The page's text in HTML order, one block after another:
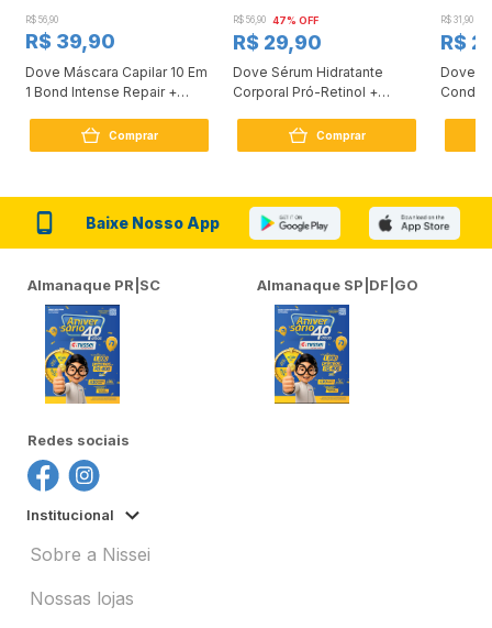
R$ 56,90
R$ 39,90
Dove Máscara Capilar 10 Em
1 Bond Intense Repair +
Comprar
R$ 56,90 47% OFF
R$ 29,90
Dove Sérum Hidratante
Corporal Pró-Retinol +
Comprar
R$ 31,90
R$
Dove
Baixe Nosso App
Almanaque PR|SC Almanaque SP|DF|GO
Redes sociais
Institucional
Sobre a Nissei
Nossas lojas